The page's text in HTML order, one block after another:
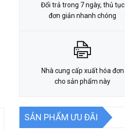
Đổi trả trong 7 ngày, thủ tục
đơn giản nhanh chóng
Nhà cung cấp xuất hóa đơn
cho sản phẩm này
SẢN PHẨM ƯU ĐÃI